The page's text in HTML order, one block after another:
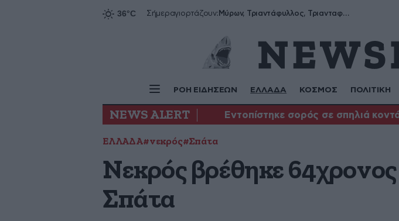
Σήμεραγιορτάζουν: Μύρων, Τριαντάφυλλος, Τριανταφυλλιά, Φυλλιώ, Ρόζα
ΡΟΗ ΕΙΔΗΣΕΩΝ ΕΛΛΑΔΑ ΚΟΣΜΟΣ ΠΟΛΙΤΙΚΗ
NEWS ALERT Εντοπίστηκε σορός σε σπηλιά
ΕΛΛΑΔΑ#νεκρός#Σπάτα
Νεκρός βρέθηκε
Σπάτα